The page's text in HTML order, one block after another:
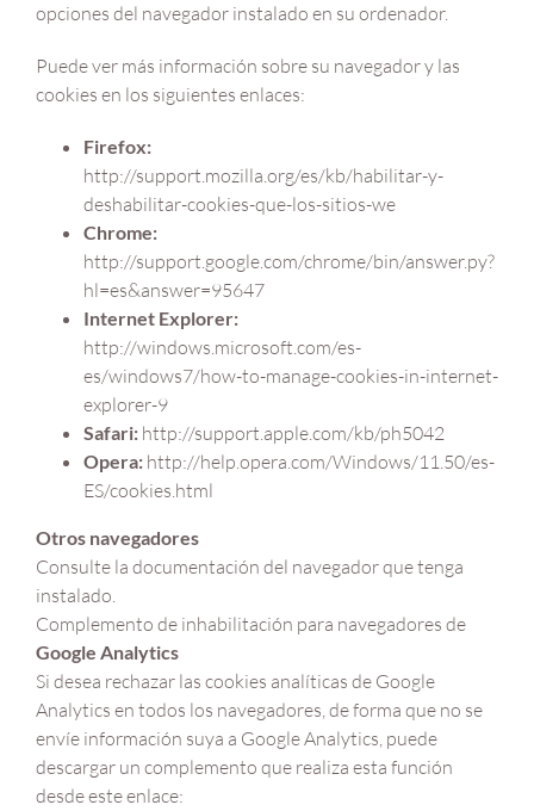
opciones del navegador instalado en su ordenador.
Puede ver más información sobre su navegador y las
cookies en los siguientes enlaces:
Firefox:
http://support.mozilla.org/es/kb/habilitar-y-
deshabilitar-cookies-que-los-sitios-we
Chrome:
http://support.google.com/chrome/bin/answer.py?
hl=es&answer=95647
Internet Explorer:
http://windows.microsoft.com/es-
es/windows7/how-to-manage-cookies-in-internet-
explorer-9
Safari: http://support.apple.com/kb/ph5042
Opera: http://help.opera.com/Windows/11.50/es-
ES/cookies.html
Otros navegadores
Consulte la documentación del navegador que tenga
instalado.
Complemento de inhabilitación para navegadores de
Google Analytics
Si desea rechazar las cookies analíticas de Google
Analytics en todos los navegadores, de forma que no se
envíe información suya a Google Analytics, puede
descargar un complemento que realiza esta función
desde este enlace: